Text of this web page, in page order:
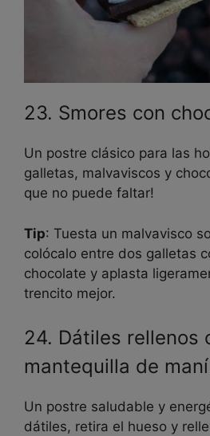
23. Smores con
Un postre clásico para las
galletas, malvaviscos y
que no puede faltar!
Tip: Tuesta un malvavisco
colócalo entre dos galletas
chocolate y aplasta
trencito mejor.
24. Dátiles rellenos
mantequilla de maní
Un postre saludable y
dátiles, retira el hueso y